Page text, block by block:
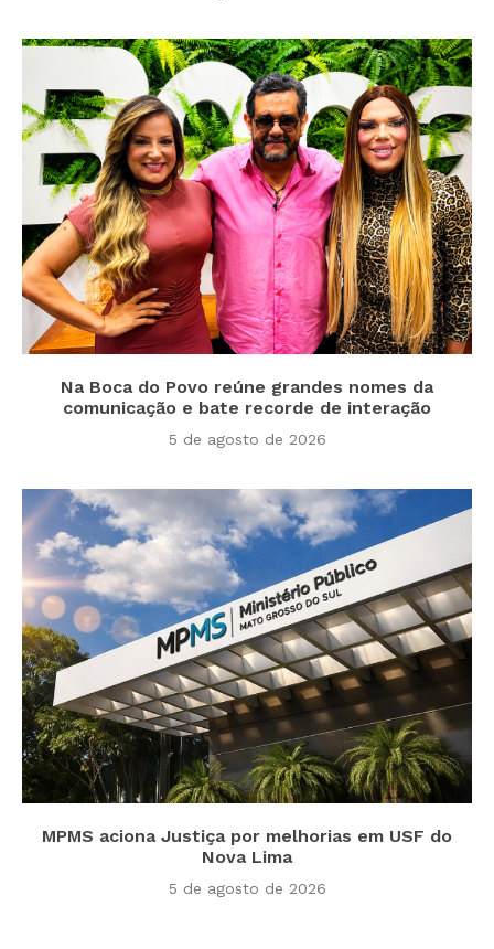
Na Boca do Povo reúne grandes nomes da
comunicação e bate recorde de interação
5 de agosto de 2026
MPMS aciona Justiça por melhorias em USF do
Nova Lima
5 de agosto de 2026